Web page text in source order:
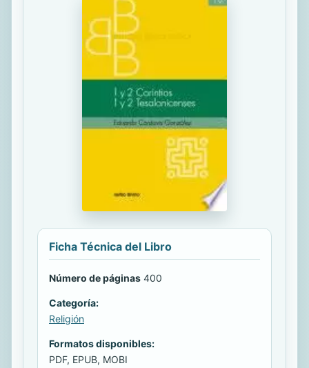
Ficha Técnica del Libro
Número de páginas 400
Categoría:
Religión
Formatos disponibles:
PDF, EPUB, MOBI